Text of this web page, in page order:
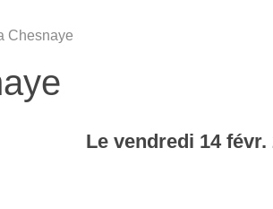
Chesnaye
Le vendredi 14 févr.